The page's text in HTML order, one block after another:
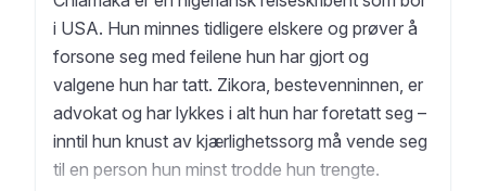
i USA. Hun minnes tidligere elskere og prøver å
forsone seg med feilene hun har gjort og
valgene hun har tatt. Zikora, bestevenninnen, er
advokat og har lykkes i alt hun har foretatt seg –
inntil hun knust av kjærlighetssorg må vende seg
til en person hun minst trodde hun trengte.